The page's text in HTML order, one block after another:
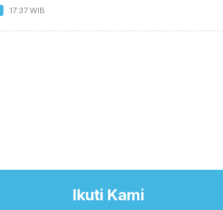
17:37 WIB
Ikuti Kami